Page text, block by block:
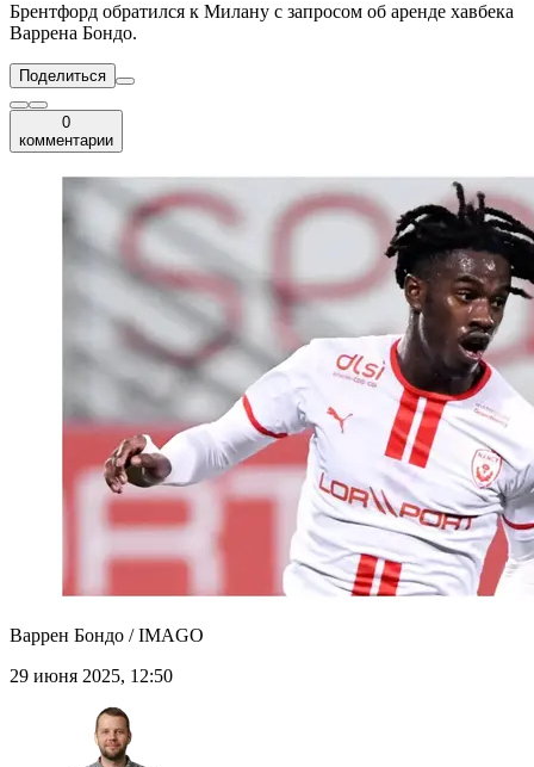
Брентфорд обратился к Милану с запросом об аренде хавбека
Варрена Бондо.
Поделиться
0
комментарии
Варрен Бондо / IMAGO
29 июня 2025, 12:50